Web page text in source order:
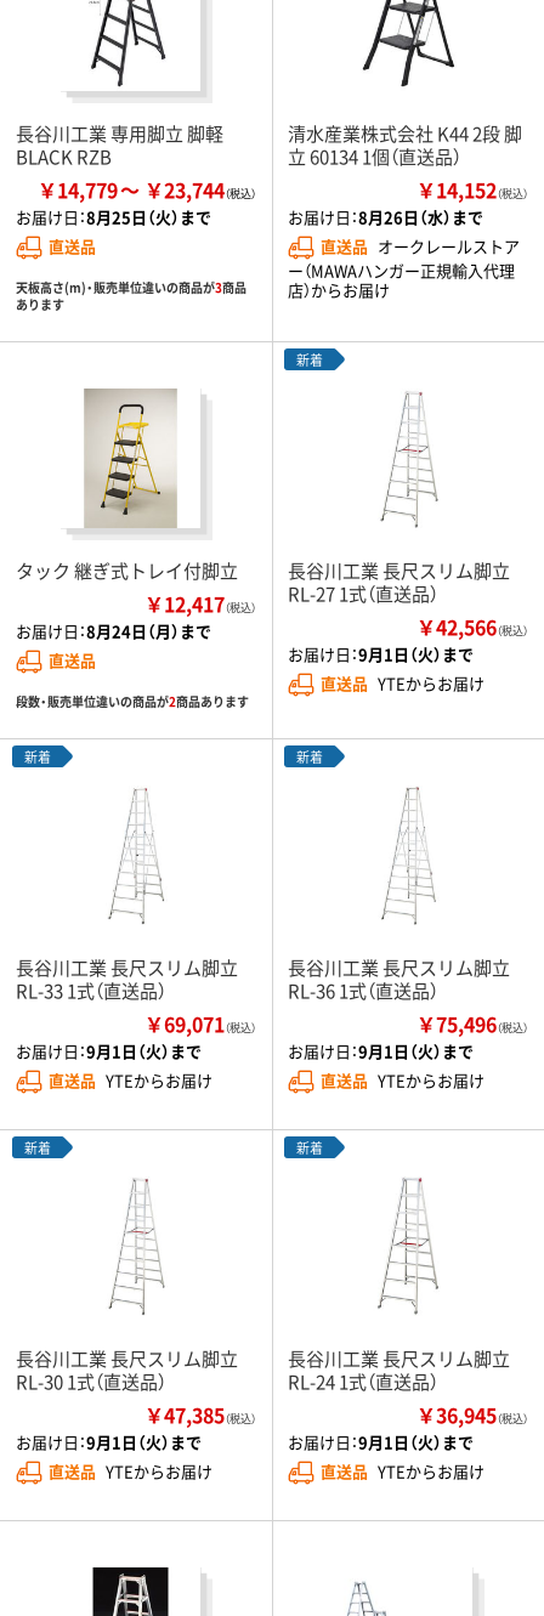
長谷川工業 専用脚立 脚軽
BLACK RZB
￥14,779 ￥23,744
お届け日：8月25日（火）まで
直送品
天板高さ(m)・販売単位違いの商品が3商品
あります
清水産業株式会社 K44 2段 脚
立 60134 1個（直送品）
￥14,152（税込）
お届け日：8月26日（水）まで
直送品 オークレールストア
ー（MAWAハンガー正規輸入代理
店）からお届け
タック 継ぎ式トレイ付脚立
￥12,417（税込）
お届け日：8月24日（月）まで
直送品
段数・販売単位違いの商品が2商品あります
新着
長谷川工業 長尺スリム脚立
RL-27 1式（直送品）
￥42,566（税込）
お届け日：9月1日（火）まで
直送品 YTEからお届け
新着
長谷川工業 長尺スリム脚立
RL-33 1式（直送品）
￥69,071（税込）
お届け日：9月1日（火）まで
直送品 YTEからお届け
新着
長谷川工業 長尺スリム脚立
RL-36 1式（直送品）
￥75,496（税込）
お届け日：9月1日（火）まで
直送品 YTEからお届け
新着
長谷川工業 長尺スリム脚立
RL-30 1式（直送品）
￥47,385（税込）
お届け日：9月1日（火）まで
直送品 YTEからお届け
新着
長谷川工業 長尺スリム脚立
RL-24 1式（直送品）
￥36,945（税込）
お届け日：9月1日（火）まで
直送品 YTEからお届け